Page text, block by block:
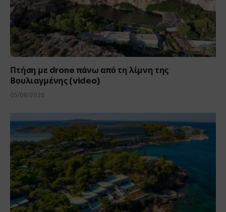
Πτήση με drone πάνω από τη λίμνη της
Βουλιαγμένης (video)
05/08/2026